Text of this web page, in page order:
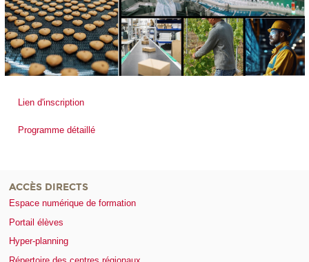
Lien d'inscription
Programme détaillé
ACCÈS DIRECTS
Espace numérique de formation
Portail élèves
Hyper-planning